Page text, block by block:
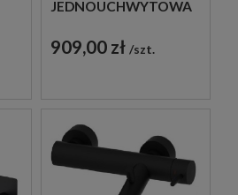
JEDNOUCHWYTOWA
909,00 zł szt.